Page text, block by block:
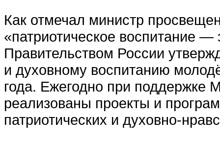
Как отмечал министр
«патриотическое воспитание
Правительством России
и духовному воспитанию
года. Ежегодно при поддержке
реализованы проекты и
патриотических и духовно-